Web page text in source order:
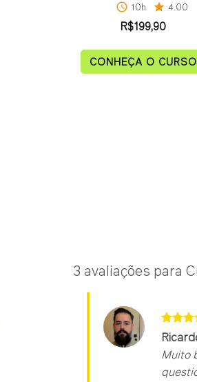
schedule 10h star 4.00
R$199,90
CONHEÇA O CURSO
3 avaliações para
de 5
Muito